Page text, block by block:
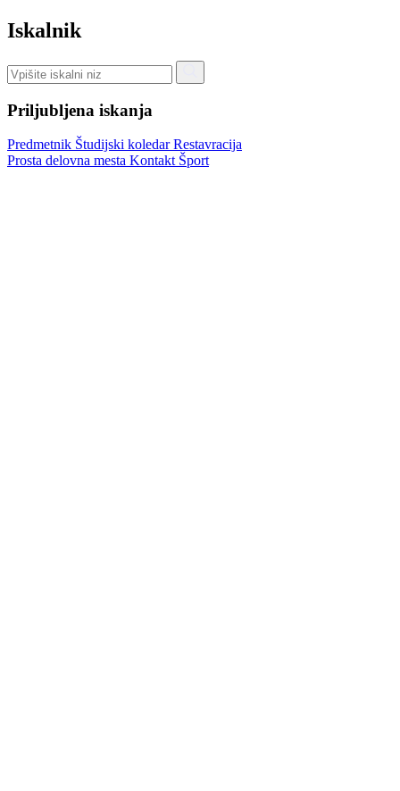
Iskalnik
Priljubljena iskanja
Predmetnik Študijski koledarRestavracija
Prosta delovna mesta Kontakt Šport